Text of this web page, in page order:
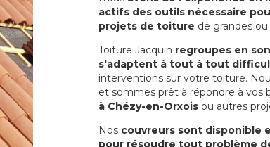
actifs des outils nécessaire
projets de toiture de grandes
Toiture Jacquin regroupes en
s'adaptent à tout à tout
interventions sur votre toiture.
et sommes prêt à répondre à vos
à Chézy-en-Orxois ou autres
Nos couvreurs sont disponible
pour résoudre tout problème